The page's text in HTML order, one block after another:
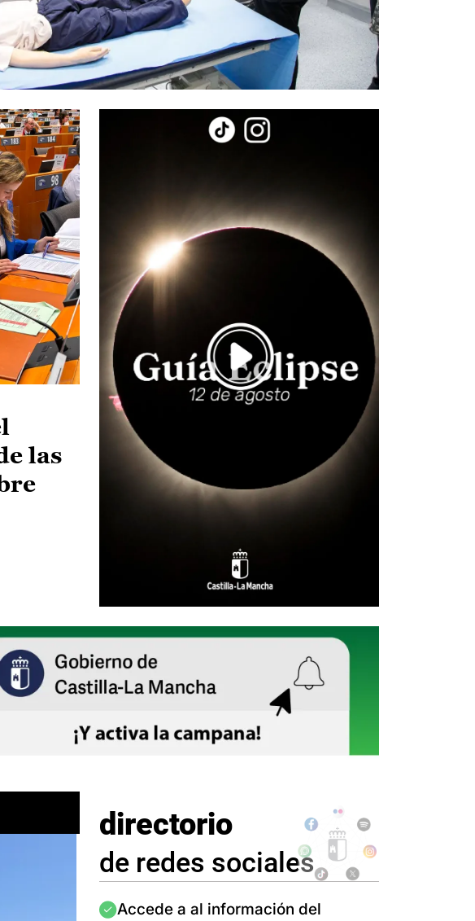
las
directorio
de redes sociales
Imagen
Accede a al información del